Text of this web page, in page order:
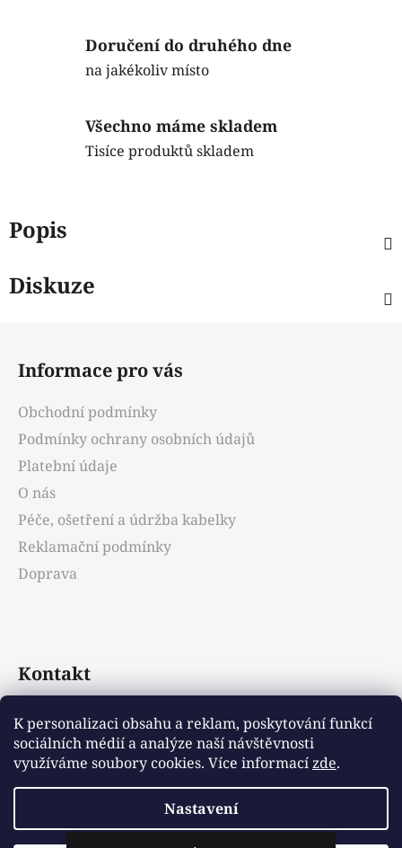
K personalizaci obsahu a reklam, poskytování funkcí
sociálních médií a analýze naší návštěvnosti
využíváme soubory cookies. Více informacízde.
Nastavení
Doručení do druhého dne
na jakékoliv místo
Všechno máme skladem
Tisíce produktů skladem
Popis
Diskuze
Informace pro vás
Obchodní podmínky
Podmínky ochrany osobních údajů
Platební údaje
O nás
Péče, ošetření a údržba kabelky
Reklamační podmínky
Doprava
Kontakt
info@emotys.cz
+421903231812